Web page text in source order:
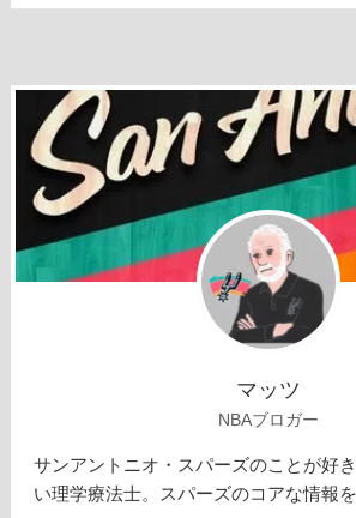
マッツ
NBAブロガー
サンアントニオ・スパーズのことが好
い理学療法士。スパーズのコアな情報を